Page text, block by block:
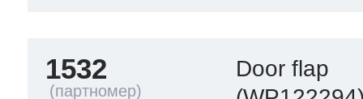
1532
Door flap